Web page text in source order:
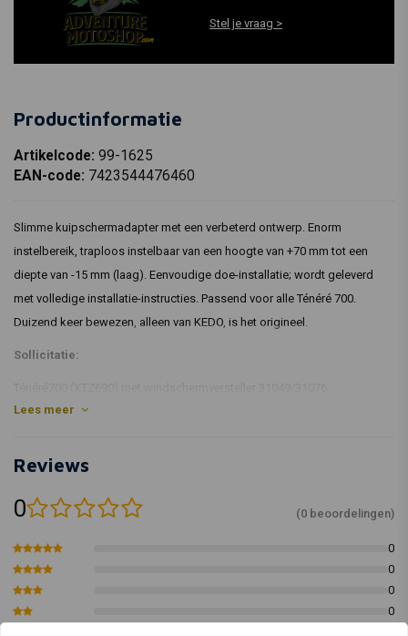
Stel je vraag >
Productinformatie
Artikelcode: 99-1625
EAN-code: 7423544476460
Slimme kuipschermadapter met een verbeterd ontwerp. Enorm
instelbereik, traploos instelbaar van een hoogte van +70 mm tot een
diepte van -15 mm (laag). Eenvoudige doe-installatie; wordt geleverd
met volledige installatie-instructies. Passend voor alle Ténéré 700.
Duizend keer bewezen, alleen van KEDO, is het origineel.
Sollicitatie:
Lees meer
Reviews
0 (0 beoordelingen)
0
0
0
0